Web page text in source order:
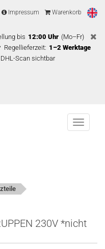
Impressum Warenkorb
bis 12:00 Uhr (Mo–Fr)
Regellieferzeit: 1–2 Werktage
Scan sichtbar
Menu
230V *nicht